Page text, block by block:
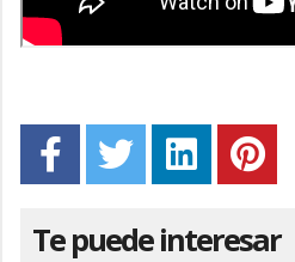
Te puede interesar